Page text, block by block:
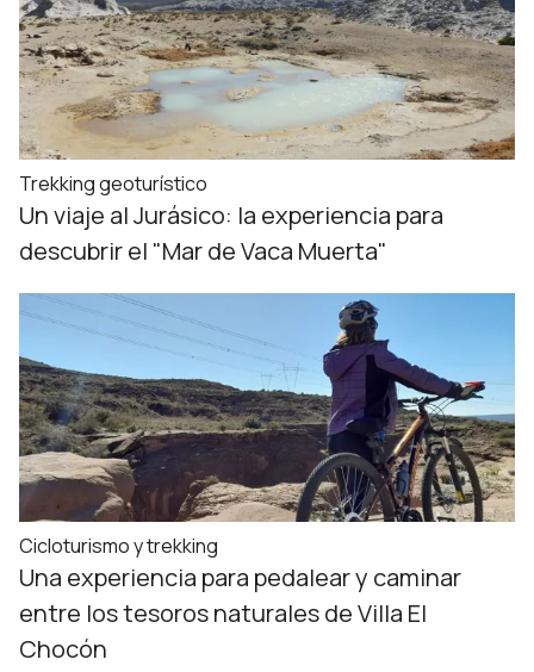
Trekking geoturístico
Un viaje al Jurásico: la experiencia para
descubrir el "Mar de Vaca Muerta"
Cicloturismo y trekking
Una experiencia para pedalear y caminar
entre los tesoros naturales de Villa El
Chocón